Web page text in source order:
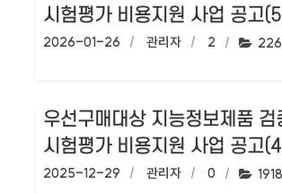
시험평가 비용지원 사업 공고
작성일:
2026-01-26 작성자:
관리자 댓글수:
2 조회
우선구매대상 지능정보제품 검
시험평가 비용지원 사업 공고
작성일:
2025-12-29 작성자:
관리자 댓글수:
0 조회
1918